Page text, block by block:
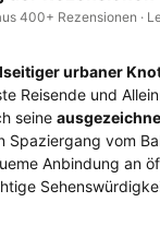
400+ Rezensionen ·
urbaner
Reisende und
seine
Spaziergang vom
Anbindung an
gibt, ihre